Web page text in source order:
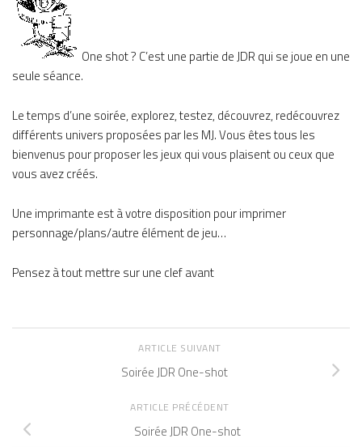
One shot ? C’est une partie de JDR qui se joue en une
seule séance.
Le temps d’une soirée, explorez, testez, découvrez, redécouvrez
différents univers proposées par les MJ. Vous êtes tous les
bienvenus pour proposer les jeux qui vous plaisent ou ceux que
vous avez créés.
Une imprimante est à votre disposition pour imprimer
personnage/plans/autre élément de jeu…
Pensez à tout mettre sur une clef avant
ARTICLE SUIVANT
Soirée JDR One-shot
ARTICLE PRÉCÉDENT
Soirée JDR One-shot